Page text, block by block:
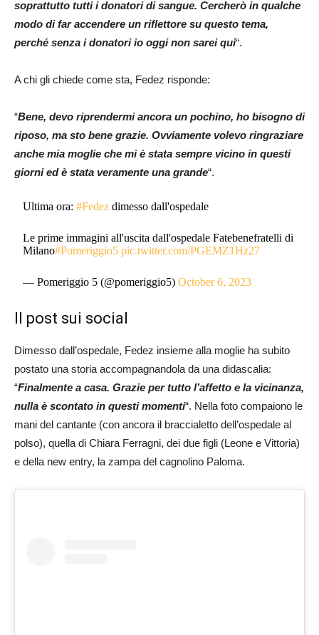
soprattutto tutti i donatori di sangue. Cercherò in qualche
modo di far accendere un riflettore su questo tema,
perché senza i donatori io oggi non sarei qui“.
A chi gli chiede come sta, Fedez risponde:
“Bene, devo riprendermi ancora un pochino, ho bisogno di
riposo, ma sto bene grazie. Ovviamente volevo ringraziare
anche mia moglie che mi è stata sempre vicino in questi
giorni ed è stata veramente una grande“.
Ultima ora:#Fedez dimesso dall'ospedale
Le prime immagini all'uscita dall'ospedale Fatebenefratelli di
Milano#Pomeriggio5 pic.twitter.com/PGEMZ1Hz27
— Pomeriggio 5 (@pomeriggio5)October 6, 2023
Il post sui social
Dimesso dall’ospedale, Fedez insieme alla moglie ha subito
postato una storia accompagnandola da una didascalia:
“Finalmente a casa. Grazie per tutto l’affetto e la vicinanza,
nulla è scontato in questi momenti“. Nella foto compaiono le
mani del cantante (con ancora il braccialetto dell’ospedale al
polso), quella di Chiara Ferragni, dei due figli (Leone e Vittoria)
e della new entry, la zampa del cagnolino Paloma.